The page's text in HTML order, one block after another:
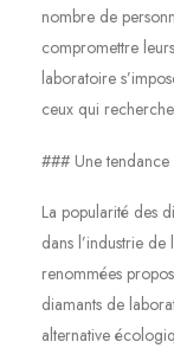
nombre de
compromettre
laboratoire
ceux qui
### Une tendance
La popularité des
dans l’industrie
renommées
diamants de
alternative